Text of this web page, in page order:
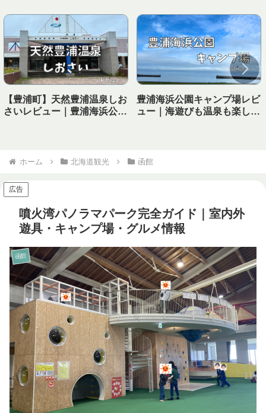
【豊浦町】天然豊浦温泉しお
さいレビュー｜豊浦海浜公園
豊浦海浜公園キャンプ場レビ
ュー｜海遊びも温泉も楽しめ
ホーム 北海道観光 函館
広告
噴火湾パノラマパーク完全ガイド｜室内外
遊具・キャンプ場・グルメ情報
函館